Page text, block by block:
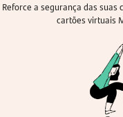
Reforce a segurança das suas
cartões virtuais